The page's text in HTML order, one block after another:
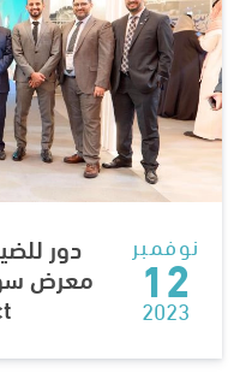
نوفمبر
12
2023
دور
معرض